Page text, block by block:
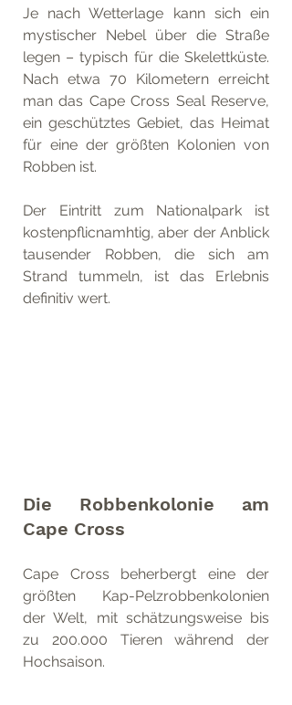
Je nach Wetterlage kann sich ein
mystischer Nebel über die Straße
legen – typisch für die Skelettküste.
Nach etwa 70 Kilometern erreicht
man das Cape Cross Seal Reserve,
ein geschütztes Gebiet, das Heimat
für eine der größten Kolonien von
Robben ist.
Der Eintritt zum Nationalpark ist
kostenpflicnamhtig, aber der Anblick
tausender Robben, die sich am
Strand tummeln, ist das Erlebnis
definitiv wert.
Die Robbenkolonie am
Cape Cross
Cape Cross beherbergt eine der
größten Kap-Pelzrobbenkolonien
der Welt, mit schätzungsweise bis
zu 200.000 Tieren während der
Hochsaison.